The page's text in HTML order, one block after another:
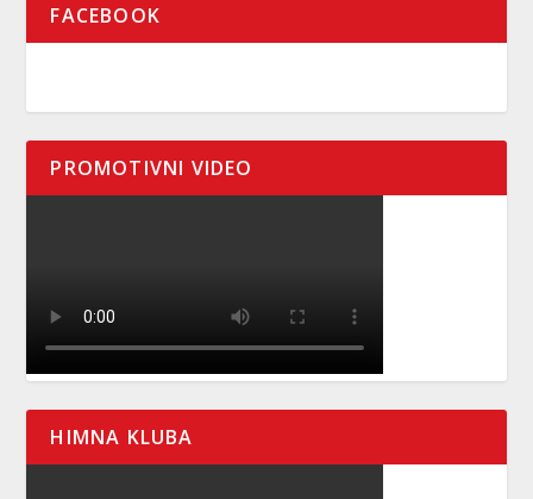
FACEBOOK
PROMOTIVNI VIDEO
HIMNA KLUBA